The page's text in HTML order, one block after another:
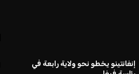
إنفانتينو يخطو نحو ولاية رابعة في